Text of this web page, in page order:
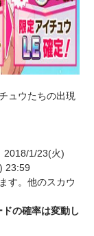
ュウたちの出現
2018/1/23(火)
23:59
す。他のスカウ
の確率は変動し